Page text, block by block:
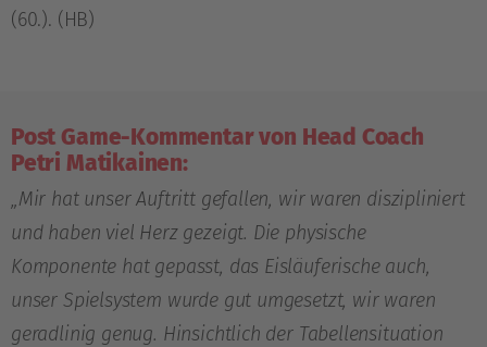
(60.). (HB)
Post Game-Kommentar von Head Coach
Petri Matikainen:
„Mir hat unser Auftritt gefallen, wir waren diszipliniert
und haben viel Herz gezeigt. Die physische
Komponente hat gepasst, das Eisläuferische auch,
unser Spielsystem wurde gut umgesetzt, wir waren
geradlinig genug. Hinsichtlich der Tabellensituation